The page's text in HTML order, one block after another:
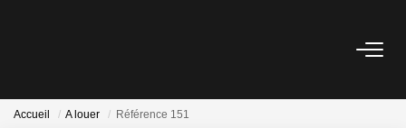
Accueil A louer Référence 151